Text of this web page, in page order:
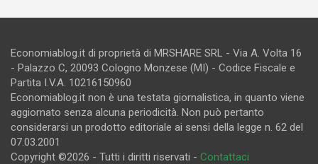
Economiablog.it di proprietà di MRSHARE SRL - Via A. Volta 16
- Palazzo C, 20093 Cologno Monzese (MI) - Codice Fiscale e
Partita I.V.A. 10216150960
Economiablog.it non è una testata giornalistica, in quanto viene
aggiornato senza alcuna periodicità. Non può pertanto
considerarsi un prodotto editoriale ai sensi della legge n. 62 del
07.03.2001
Copyright ©2026 - Tutti i diritti riservati - Contattaci